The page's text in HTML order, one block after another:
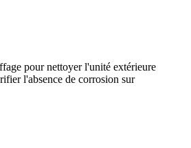
pour nettoyer l'unité extérieure
l'absence de corrosion sur